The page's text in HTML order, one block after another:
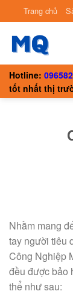
to
content
Trang chủ
Hotline:
tốt nhất thị
Nhằm mang
tay người tiêu
Công Nghiệp
đều được bảo
thể như sau: